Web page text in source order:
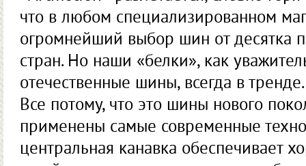
что в любом специализированном
огромнейший выбор шин от десятка
стран. Но наши «белки», как
отечественные шины, всегда в тренде.
Все потому, что это шины нового
применены самые современные
центральная канавка обеспечивает